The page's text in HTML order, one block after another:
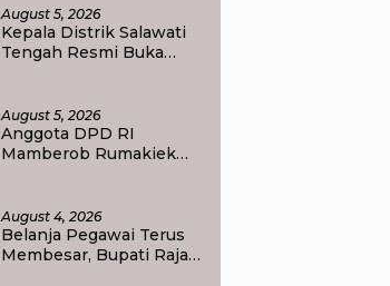
Pendidikan
August 5, 2026
Kepala Distrik Salawati
Tengah Resmi Buka
ke-81, Sportivitas Jadi
Pesan Utama
August 5, 2026
Anggota DPD RI
Mamberob Rumakiek
Baru dan Anak Kurang
Mampu
August 4, 2026
Belanja Pegawai Terus
Membesar, Bupati Raja